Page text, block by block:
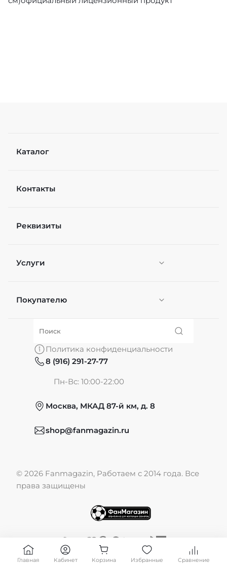
Каталог
Контакты
Реквизиты
Услуги
Персонификация
Покупателю
О нас
Обмен и возврат
Публичная оферта
Политика конфиденциальности
8 (916) 291-27-77
Пн-Вс: 10:00-22:00
Москва, МКАД 87-й км, д. 8
shop@fanmagazin.ru
© 2026 Fanmagazin, Работаем с 2014 года. Все
права защищены
Главная Кабинет Корзина Избранные Сравнение